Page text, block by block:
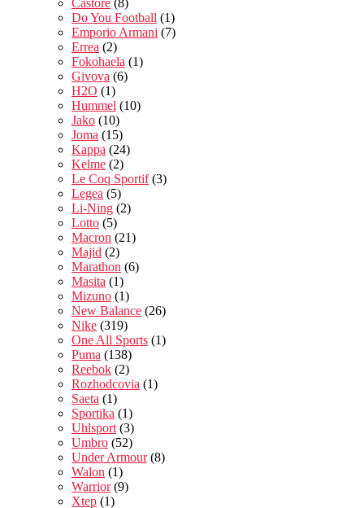
Castore (8)
Do You Football (1)
Emporio Armani (7)
Errea (2)
Fokohaela (1)
Givova (6)
H2O (1)
Hummel (10)
Jako (10)
Joma (15)
Kappa (24)
Kelme (2)
Le Coq Sportif(3)
Legea (5)
Li-Ning (2)
Lotto (5)
Macron (21)
Majid (2)
Marathon (6)
Masita (1)
Mizuno (1)
New Balance (26)
Nike (319)
One All Sports (1)
Puma (138)
Reebok (2)
Rozhodcovia (1)
Saeta (1)
Sportika (1)
Uhlsport (3)
Umbro (52)
Under Armour(8)
Walon (1)
Warrior(9)
Xtep (1)